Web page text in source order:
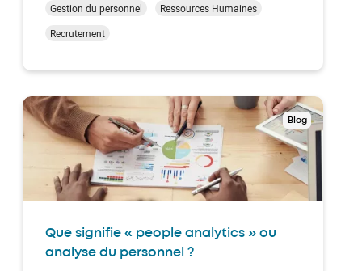
semaines jouera un rôle clé dans son succès
à long terme. Selon
au cours de la premiè…
Gestion du personnel
Ressources Humaines
Recrutement
Blog
Que signifie « people analytics » ou
analyse du personnel ?